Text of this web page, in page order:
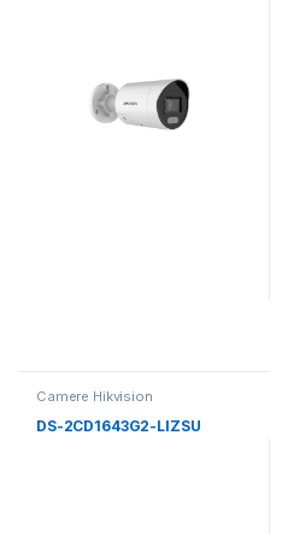
Camere Hikvision
DS-2CD1643G2-LIZSU